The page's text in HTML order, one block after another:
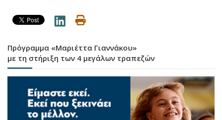
Πρόγραμμα «Μαριέττα Γιαννάκου»
με τη στήριξη των 4 μεγάλων τραπεζών